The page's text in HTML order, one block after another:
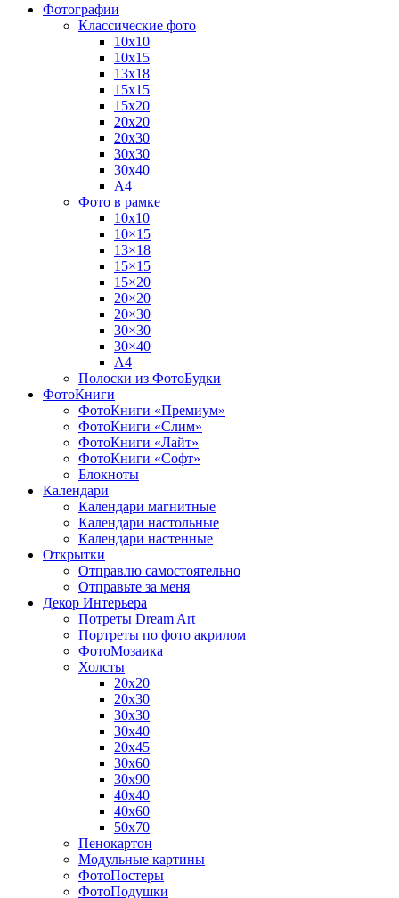
Фотографии
Классические фото
10х10
10х15
13х18
15х15
15х20
20х20
20х30
30х30
30х40
А4
Фото в рамке
10х10
10×15
13×18
15×15
15×20
20×20
20×30
30×30
30×40
A4
Полоски из ФотоБудки
ФотоКниги
ФотоКниги «Премиум»
ФотоКниги «Слим»
ФотоКниги «Лайт»
ФотоКниги «Софт»
Блокноты
Календари
Календари магнитные
Календари настольные
Календари настенные
Открытки
Отправлю самостоятельно
Отправьте за меня
Декор Интерьера
Потреты Dream Art
Портреты по фото акрилом
ФотоМозаика
Холсты
20х20
20х30
30х30
30х40
20х45
30х60
30х90
40х40
40х60
50х70
Пенокартон
Модульные картины
ФотоПостеры
ФотоПодушки